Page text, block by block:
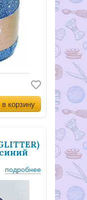
в корзину
подробнее